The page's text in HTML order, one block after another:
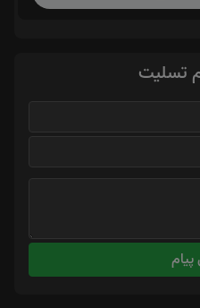
تسلیت
پیام